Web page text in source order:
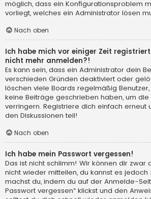
möglich, dass ein Konfigurationsproblem
vorliegt, welches ein Administrator lösen
Nach oben
Ich habe mich vor einiger Zeit
nicht mehr anmelden?!
Es kann sein, dass ein Administrator dein
verschieden Gründen deaktiviert oder
löschen viele Boards regelmäßig
keine Beiträge geschrieben haben, um
verringern. Registriere dich einfach erneut
den Diskussionen teil!
Nach oben
Ich habe mein Passwort vergessen!
Das ist nicht schlimm! Wir können dir zwar
nicht wieder mitteilen, du kannst es jedoch
machst du, indem du auf der Anmelde-
Passwort vergessen“ klickst und den